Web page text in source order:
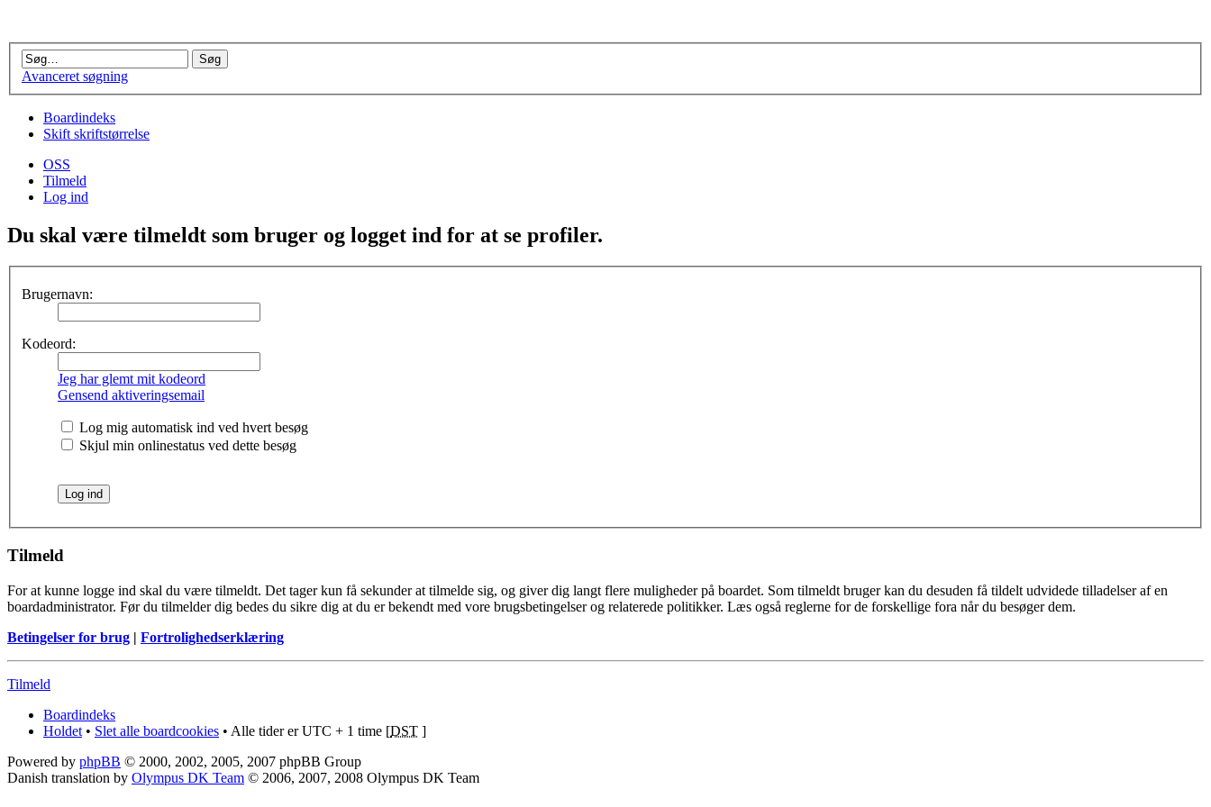
Avanceret søgning
Boardindeks
Skift skriftstørrelse
OSS
Tilmeld
Log ind
Du skal være tilmeldt som bruger og logget ind for at se profiler.
Brugernavn:
Kodeord:
Jeg har glemt mit kodeord
Gensend aktiveringsemail
Log mig automatisk ind ved hvert besøg
Skjul min onlinestatus ved dette besøg
Tilmeld
For at kunne logge ind skal du være tilmeldt. Det tager kun få sekunder at tilmelde sig, og giver dig langt flere muligheder på boardet. Som tilmeldt bruger kan du desuden få tildelt udvidede tilladelser af en
boardadministrator. Før du tilmelder dig bedes du sikre dig at du er bekendt med vore brugsbetingelser og relaterede politikker. Læs også reglerne for de forskellige fora når du besøger dem.
Betingelser for brug | Fortrolighedserklæring
Tilmeld
Boardindeks
Holdet • Slet alle boardcookies • Alle tider er UTC + 1 time [DST ]
Powered by phpBB © 2000, 2002, 2005, 2007 phpBB Group
Danish translation by Olympus DK Team © 2006, 2007, 2008 Olympus DK Team